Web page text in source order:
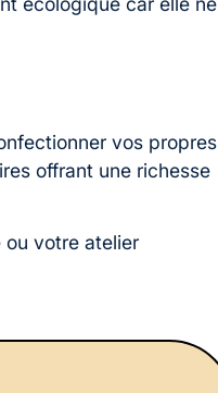
vos propres
offrant une richesse
ou votre atelier